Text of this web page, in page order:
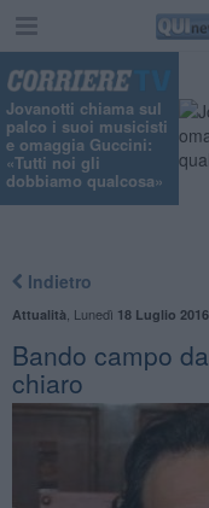
Jovanotti chiama sul
palco i suoi musicisti
e omaggia Guccini:
«Tutti noi gli
dobbiamo qualcosa»
Indietro
Attualità Lunedì 18 Luglio 2016
Bando campo
chiaro